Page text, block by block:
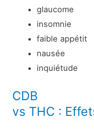
glaucome
insomnie
faible appétit
nausée
inquiétude
CDB
vs THC :